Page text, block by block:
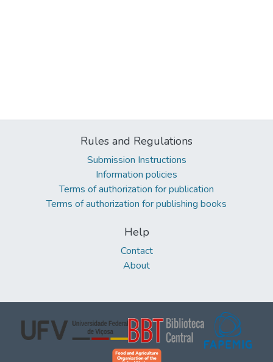
Rules and Regulations
Submission Instructions
Information policies
Terms of authorization for publication
Terms of authorization for publishing books
Help
Contact
About